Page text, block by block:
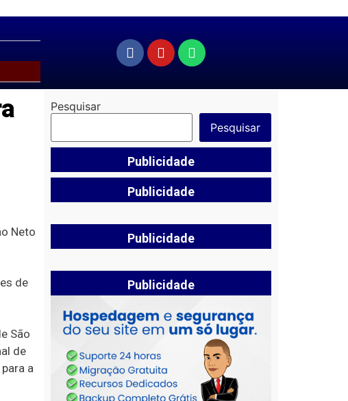
Neto
de
São
de
a
Pesquisar
Pesquisar
Publicidade
Publicidade
Publicidade
Publicidade